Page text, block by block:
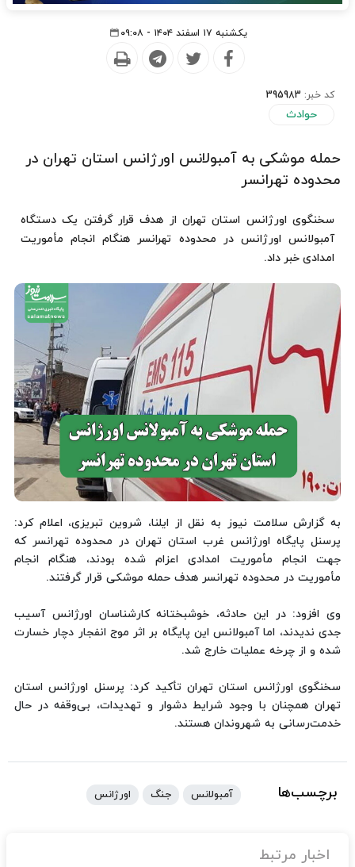
یکشنبه ۱۷ اسفند ۱۴۰۴ - ۰۹:۰۸
کد خبر: 395983
حوادث
حمله موشکی به آمبولانس اورژانس استان تهران در
محدوده تهرانسر
سخنگوی اورژانس استان تهران از هدف قرار گرفتن یک دستگاه
آمبولانس اورژانس در محدوده تهرانسر هنگام انجام مأموریت
امدادی خبر داد.
به گزارش سلامت نیوز به نقل از ایلنا، شروین تبریزی، اعلام کرد:
پرسنل پایگاه اورژانس غرب استان تهران در محدوده تهرانسر که
جهت انجام مأموریت امدادی اعزام شده بودند، هنگام انجام
مأموریت در محدوده تهرانسر هدف حمله موشکی قرار گرفتند.
وی افزود: در این حادثه، خوشبختانه کارشناسان اورژانس آسیب
جدی ندیدند، اما آمبولانس این پایگاه بر اثر موج انفجار دچار خسارت
شده و از چرخه عملیات خارج شد.
سخنگوی اورژانس استان تهران تأکید کرد: پرسنل اورژانس استان
تهران همچنان با وجود شرایط دشوار و تهدیدات، بی‌وقفه در حال
خدمت‌رسانی به شهروندان هستند.
برچسب‌ها آمبولانس جنگ اورژانس
اخبار مرتبط